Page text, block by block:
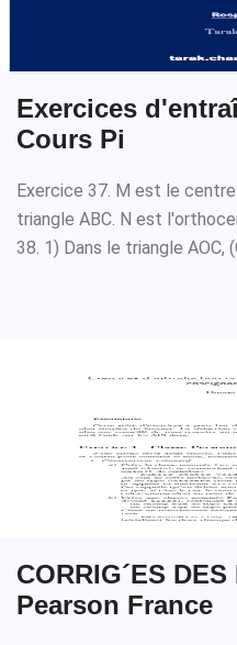
Exercices
Cours Pi
Exercice 37. M est le
triangle ABC. N est
38. 1) Dans le triangle AOC,
CORRIG´ES
Pearson France